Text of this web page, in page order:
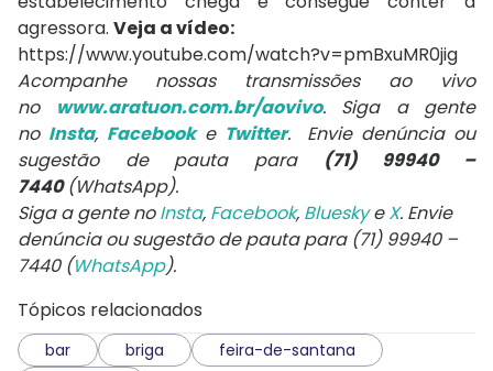
agressora. Veja a vídeo:
https://www.youtube.com/watch?v=pmBxuMR0jig
Acompanhe nossas transmissões ao vivo
no
www.aratuon.com.br/aovivo. Siga a gente
no Insta, Facebooke Twitter. Envie denúncia ou
sugestão de pauta para
(71) 99940 –
7440(WhatsApp).
Siga a gente noInsta, Facebook, BlueskyeX. Envie
denúncia ou sugestão de pauta para (71) 99940 –
7440 (WhatsApp).
Tópicos relacionados
bar briga
feira-de-santana